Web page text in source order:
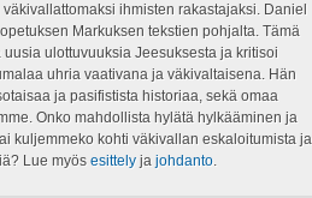
ihmisten rakastajaksi. Daniel
Markuksen tekstien pohjalta. Tämä
ulottuvuuksia Jeesuksesta ja kritisoi
uhria vaativana ja väkivaltaisena. Hän
ja pasifistista historiaa, sekä omaa
Onko mahdollista hylätä hylkääminen ja
kuljemmeko kohti väkivallan eskaloitumista ja
Lue myös esittelyja johdanto.